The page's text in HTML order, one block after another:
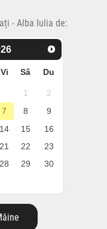
- Alba Iulia de:
Vi Sâ Du
1
2
7 8
9
14 15
16
21 22
23
28 29
30